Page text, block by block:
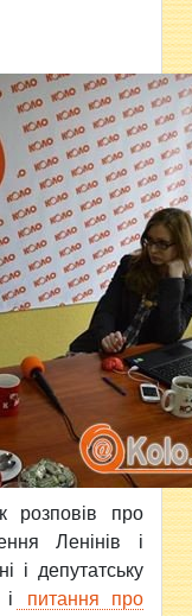
розповів про
Ленінів і
і депутатську
питання про